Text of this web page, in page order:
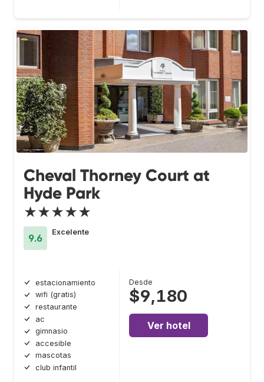
Cheval Thorney Court at
Hyde Park
★★★★★
9.6
Excelente
estacionamiento
wifi (gratis)
restaurante
ac
gimnasio
accesible
mascotas
club infantil
Desde
$9,180
Ver hotel